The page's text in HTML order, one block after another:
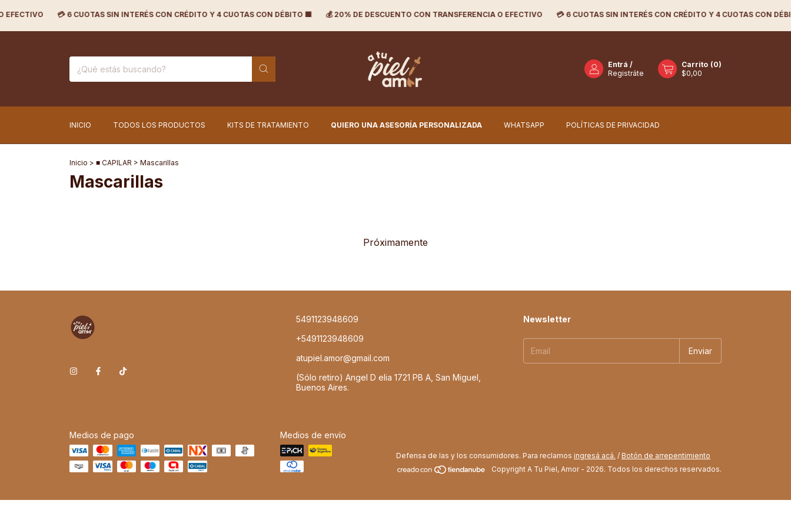
💳 6 CUOTAS SIN INTERÉS CON CRÉDITO Y 4 CUOTAS CON DÉBITO 🟪 💰 20% DE DESCUENTO CON TRANSFERENCIA O EFECTIVO 💳 6 CUOTAS SIN INTERÉS CON CRÉDITO Y 4 CUOTAS CON DÉBITO 🟪
Entrá /
Registráte
Carrito (0)
$0,00
INICIO TODOS LOS PRODUCTOS KITS DE TRATAMIENTO QUIERO UNA ASESORÍA PERSONALIZADA WHATSAPP POLÍTICAS DE PRIVACIDAD
Inicio > ■ CAPILAR > Mascarillas
Mascarillas
Próximamente
5491123948609
+5491123948609
atupiel.amor@gmail.com
(Sólo retiro) Angel D elia 1721 PB A, San Miguel,
Buenos Aires.
Newsletter
Medios de pago Medios de envío
Defensa de las y los consumidores. Para reclamos ingresá acá. / Botón de arrepentimiento
Copyright A Tu Piel, Amor - 2026. Todos los derechos reservados.